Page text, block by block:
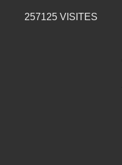
257125 VISITES